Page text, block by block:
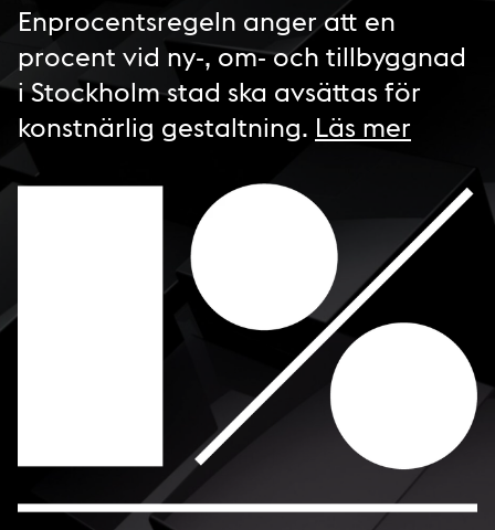
Enprocentsregeln anger att en
procent vid ny-, om- och tillbyggnad
i Stockholm stad ska avsättas för
konstnärlig gestaltning. Läs mer